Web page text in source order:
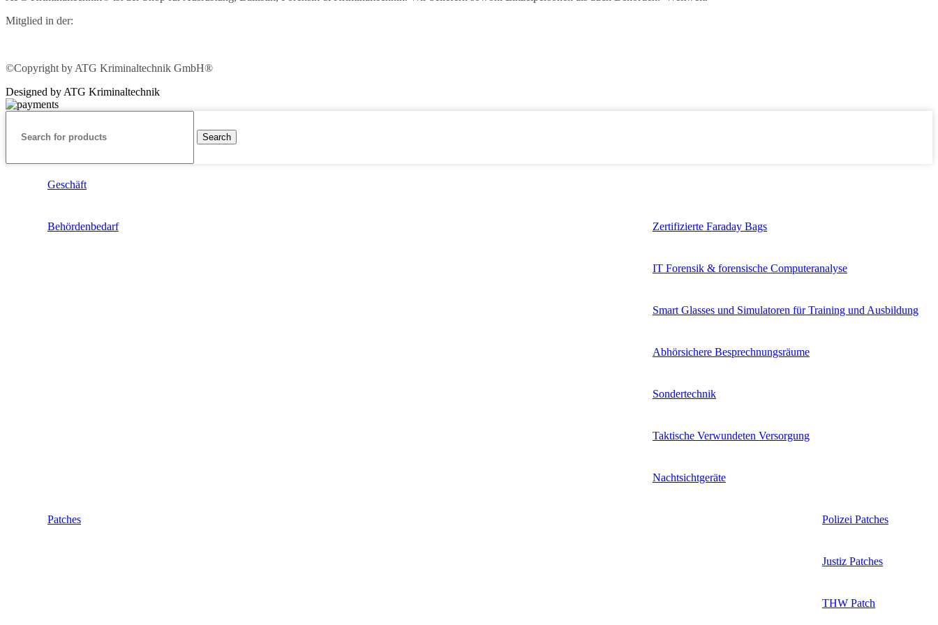
Mitglied in der:
©Copyright by ATG Kriminaltechnik GmbH®
Designed by ATG Kriminaltechnik
Search
Geschäft
Behördenbedarf Zertifizierte Faraday Bags
IT Forensik & forensische Computeranalyse
Smart Glasses und Simulatoren für Training und Ausbildung
Abhörsichere Besprechnungsräume
Sondertechnik
Taktische Verwundeten Versorgung
Nachtsichtgeräte
Patches Polizei Patches
Justiz Patches
THW Patch